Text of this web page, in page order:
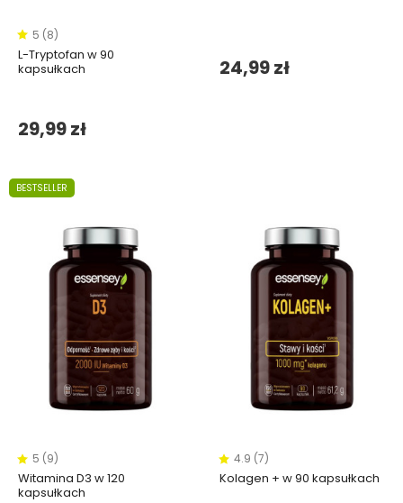
5 (8)
L-Tryptofan w 90
kapsułkach
29,99 zł
24,99 zł
BESTSELLER
5 (9)
Witamina D3 w 120
kapsułkach
4.9 (7)
Kolagen + w 90 kapsułkach